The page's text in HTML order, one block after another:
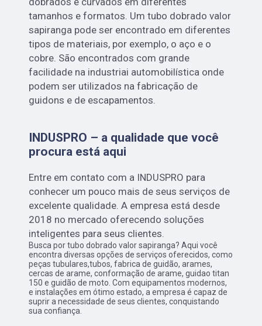
tamanhos e formatos. Um tubo dobrado valor
sapiranga pode ser encontrado em diferentes
tipos de materiais, por exemplo, o aço e o
cobre. São encontrados com grande
facilidade na industriai automobilística onde
podem ser utilizados na fabricação de
guidons e de escapamentos.
INDUSPRO – a qualidade que você
procura está aqui
Entre em contato com a INDUSPRO para
conhecer um pouco mais de seus serviços de
excelente qualidade. A empresa está desde
2018 no mercado oferecendo soluções
inteligentes para seus clientes.
Busca por tubo dobrado valor sapiranga? Aqui você
encontra diversas opções de serviços oferecidos, como
peças tubulares,tubos, fabrica de guidão, arames,
cercas de arame, conformação de arame, guidao titan
150 e guidão de moto. Com equipamentos modernos,
e instalações em ótimo estado, a empresa é capaz de
suprir a necessidade de seus clientes, conquistando
sua confiança.